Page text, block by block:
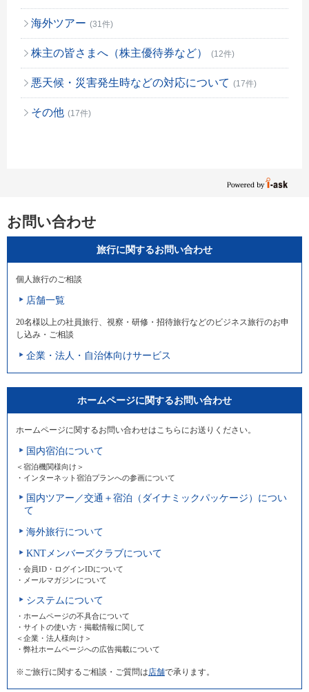
海外ツアー (31件)
株主の皆さまへ（株主優待券など） (12件)
悪天候・災害発生時などの対応について (17件)
その他 (17件)
お問い合わせ
旅行に関するお問い合わせ
個人旅行のご相談
店舗一覧
20名様以上の社員旅行、視察・研修・招待旅行などのビジネス旅行のお申
し込み・ご相談
企業・法人・自治体向けサービス
ホームページに関するお問い合わせ
ホームページに関するお問い合わせはこちらにお送りください。
国内宿泊について
＜宿泊機関様向け＞
・インターネット宿泊プランへの参画について
国内ツアー／交通＋宿泊（ダイナミックパッケージ）につい
て
海外旅行について
KNTメンバーズクラブについて
・会員ID・ログインIDについて
・メールマガジンについて
システムについて
・ホームページの不具合について
・サイトの使い方・掲載情報に関して
＜企業・法人様向け＞
・弊社ホームページへの広告掲載について
※ご旅行に関するご相談・ご質問は 店舗で承ります。